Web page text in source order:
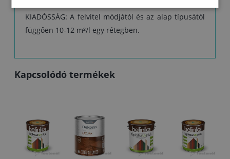
KIADÓSSÁG: A felvitel módjától és az alap típusától
függően 10-12 m²/l egy rétegben.
Kapcsolódó termékek